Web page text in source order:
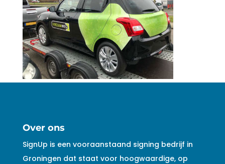
Over ons
SignUp is een vooraanstaand signing bedrijf in
Groningen dat staat voor hoogwaardige, op